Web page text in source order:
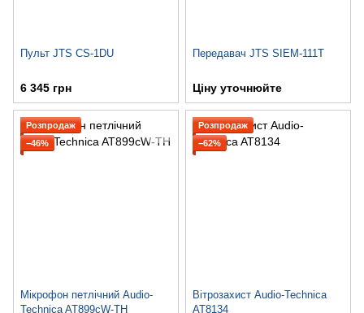
Пульт JTS CS-1DU
6 345 грн
Передавач JTS SIEM-111T
Ціну уточнюйте
Розпродаж
−46%
Мікрофон петлічний Audio-
Technica AT899cW-TH
Розпродаж
−62%
Вітрозахист Audio-Technica
AT8134